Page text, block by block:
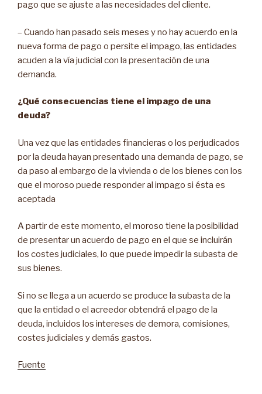
pago que se ajuste a las necesidades del cliente.
– Cuando han pasado seis meses y no hay acuerdo en la
nueva forma de pago o persite el impago, las entidades
acuden a la vía judicial con la presentación de una
demanda.
¿Qué consecuencias tiene el impago de una
deuda?
Una vez que las entidades financieras o los perjudicados
por la deuda hayan presentado una demanda de pago, se
da paso al embargo de la vivienda o de los bienes con los
que el moroso puede responder al impago si ésta es
aceptada
A partir de este momento, el moroso tiene la posibilidad
de presentar un acuerdo de pago en el que se incluirán
los costes judiciales, lo que puede impedir la subasta de
sus bienes.
Si no se llega a un acuerdo se produce la subasta de la
que la entidad o el acreedor obtendrá el pago de la
deuda, incluidos los intereses de demora, comisiones,
costes judiciales y demás gastos.
Fuente